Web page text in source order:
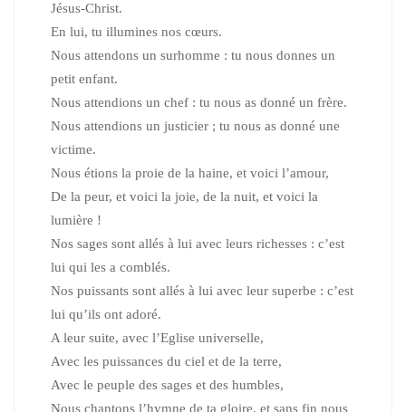
Jésus-Christ.
En lui, tu illumines nos cœurs.
Nous attendons un surhomme : tu nous donnes un
petit enfant.
Nous attendions un chef : tu nous as donné un frère.
Nous attendions un justicier ; tu nous as donné une
victime.
Nous étions la proie de la haine, et voici l’amour,
De la peur, et voici la joie, de la nuit, et voici la
lumière !
Nos sages sont allés à lui avec leurs richesses : c’est
lui qui les a comblés.
Nos puissants sont allés à lui avec leur superbe : c’est
lui qu’ils ont adoré.
A leur suite, avec l’Eglise universelle,
Avec les puissances du ciel et de la terre,
Avec le peuple des sages et des humbles,
Nous chantons l’hymne de ta gloire, et sans fin nous